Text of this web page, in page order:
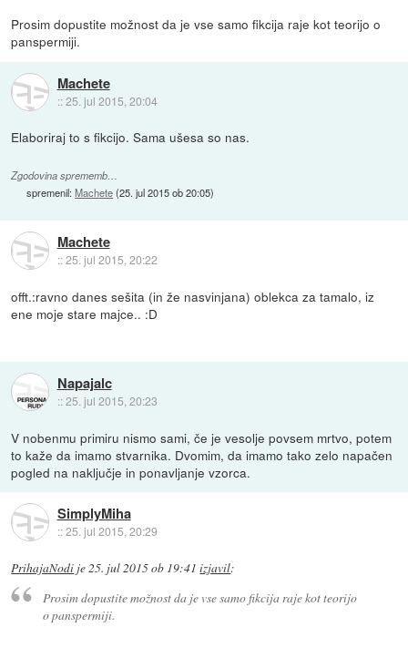
Prosim dopustite možnost da je vse samo fikcija raje kot teorijo o
panspermiji.
Machete
::25. jul 2015, 20:04
Elaboriraj to s fikcijo. Sama ušesa so nas.
Zgodovina sprememb…
spremenil:Machete(25. jul 2015 ob 20:05)
Machete
::25. jul 2015, 20:22
offt.:ravno danes sešita (in že nasvinjana) oblekca za tamalo, iz
ene moje stare majce.. :D
Napajalc
::25. jul 2015, 20:23
V nobenmu primiru nismo sami, če je vesolje povsem mrtvo, potem
to kaže da imamo stvarnika. Dvomim, da imamo tako zelo napačen
pogled na naključje in ponavljanje vzorca.
SimplyMiha
::25. jul 2015, 20:29
PrihajaNodi je25. jul 2015 ob 19:41 izjavil:
Prosim dopustite možnost da je vse samo fikcija raje kot teorijo
o panspermiji.